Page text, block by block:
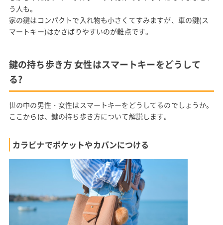
う人も。
家の鍵はコンパクトで入れ物も小さくてすみますが、車の鍵(ス
マートキー)はかさばりやすいのが難点です。
鍵の持ち歩き方 女性はスマートキーをどうして
る?
世の中の男性・女性はスマートキーをどうしてるのでしょうか。
ここからは、鍵の持ち歩き方について解説します。
カラビナでポケットやカバンにつける